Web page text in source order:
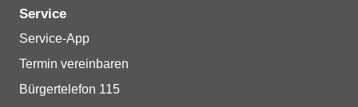
Service
Service-App
Termin vereinbaren
Bürgertelefon 115